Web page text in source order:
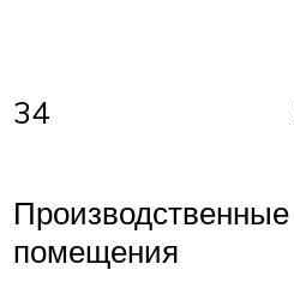
34
Производственные
помещения